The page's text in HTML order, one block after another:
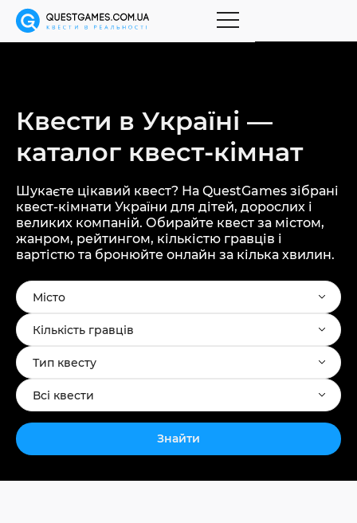
Квести в Україні —
каталог квест-кімнат
Шукаєте цікавий квест? На QuestGames зібрані
квест-кімнати України для дітей, дорослих і
великих компаній. Обирайте квест за містом,
жанром, рейтингом, кількістю гравців і
вартістю та бронюйте онлайн за кілька хвилин.
Місто
Кількість гравців
Тип квесту
Всі квести
Знайти